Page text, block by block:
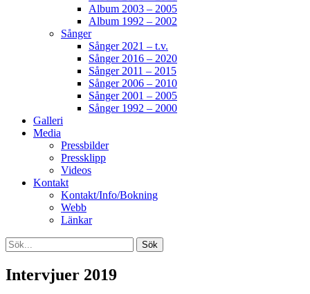
Album 2003 – 2005
Album 1992 – 2002
Sånger
Sånger 2021 – t.v.
Sånger 2016 – 2020
Sånger 2011 – 2015
Sånger 2006 – 2010
Sånger 2001 – 2005
Sånger 1992 – 2000
Galleri
Media
Pressbilder
Pressklipp
Videos
Kontakt
Kontakt/Info/Bokning
Webb
Länkar
Search
Sök
efter:
[label]
Intervjuer 2019